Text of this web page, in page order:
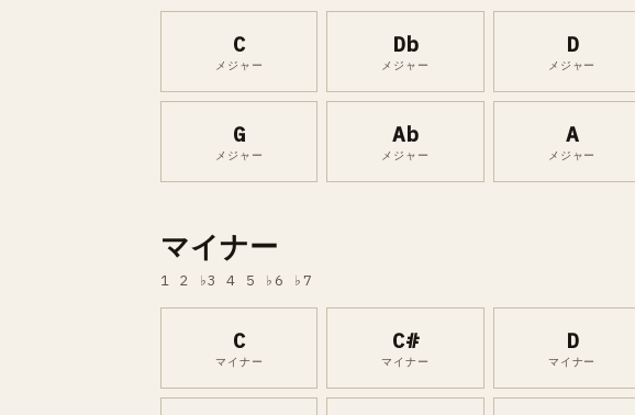
C
メジャー
Db
メジャー
D
メジャー
G
メジャー
Ab
メジャー
A
メジャー
マイナー
1 2 ♭3 4 5 ♭6 ♭7
C
マイナー
C#
マイナー
D
マイナー